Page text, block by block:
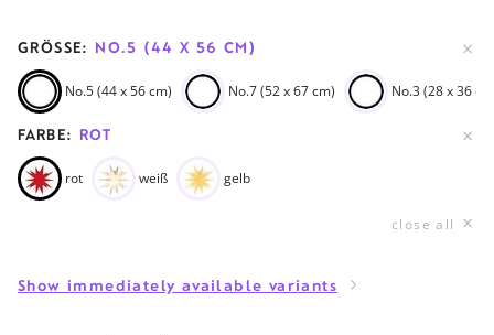
GRÖSSE: NO.5 (44 X 56 CM)
No.5 (44 x 56 cm) No.7 (52 x 67 cm) No.3 (28 x 36
FARBE: ROT
rot weiß gelb
close all
Show immediately available variants